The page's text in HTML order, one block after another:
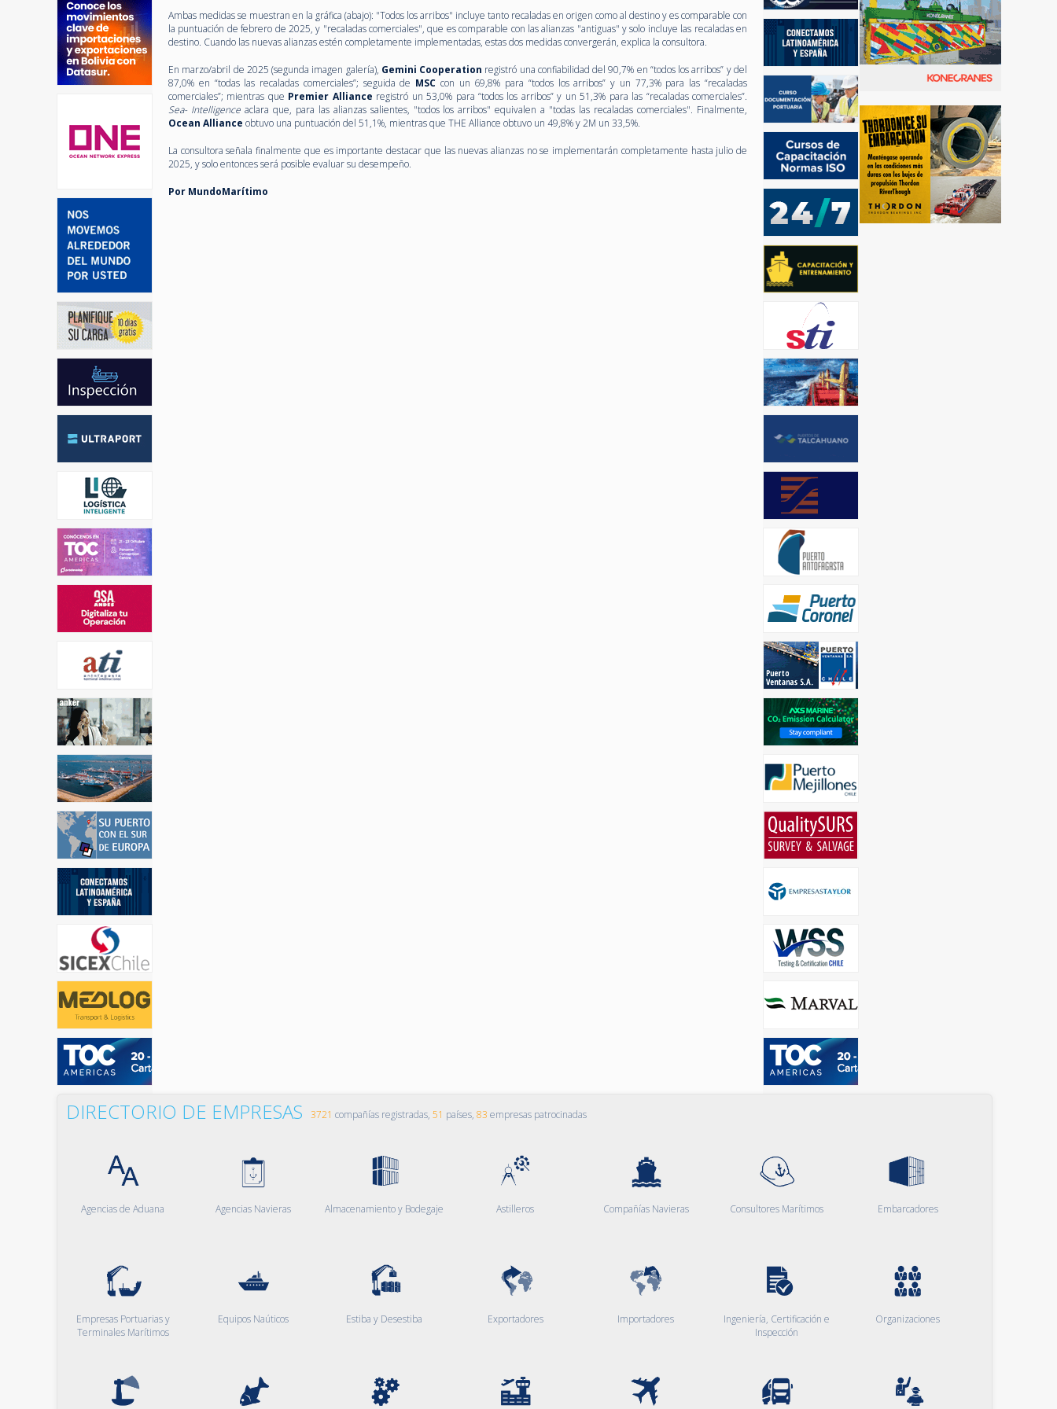
Ambas medidas se muestran en la gráfica (abajo): "Todos los arribos" incluye tanto recaladas en origen como al destino y es comparable con
la puntuación de febrero de 2025, y "recaladas comerciales", que es comparable con las alianzas "antiguas" y solo incluye las recaladas en
destino. Cuando las nuevas alianzas estén completamente implementadas, estas dos medidas convergerán, explica la consultora.
En marzo/abril de 2025 (segunda imagen galería), Gemini Cooperation registró una confiabilidad del 90,7% en “todos los arribos” y del
87,0% en “todas las recaladas comerciales”; seguida de MSC con un 69,8% para “todos los arribos” y un 77,3% para las “recaladas
comerciales”; mientras que Premier Alliance registró un 53,0% para “todos los arribos” y un 51,3% para las “recaladas comerciales”.
Sea- Intelligenceaclara que, para las alianzas salientes, "todos los arribos" equivalen a "todas las recaladas comerciales". Finalmente,
Ocean Alliance obtuvo una puntuación del 51,1%, mientras que THE Alliance obtuvo un 49,8% y 2M un 33,5%.
La consultora señala finalmente que es importante destacar que las nuevas alianzas no se implementarán completamente hasta julio de
2025, y solo entonces será posible evaluar su desempeño.
Por MundoMarítimo
DIRECTORIO DE EMPRESAS 3721 compañías registradas, 51 países, 83 empresas patrocinadas
Agencias de Aduana Agencias Navieras Almacenamiento y Bodegaje Astilleros Compañías Navieras Consultores Marítimos Embarcadores
Empresas Portuarias y
Terminales Marítimos
Equipos Naúticos Estiba y Desestiba Exportadores Importadores
Ingeniería, Certificación e
Inspección
Organizaciones